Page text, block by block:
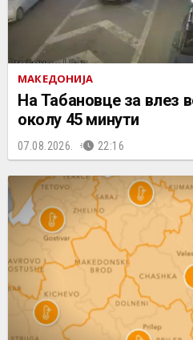
МАКЕДОНИЈА
На Табановце за влез
околу 45 минути
07.08.2026. 22:16